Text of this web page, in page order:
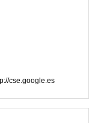
cse.google.es